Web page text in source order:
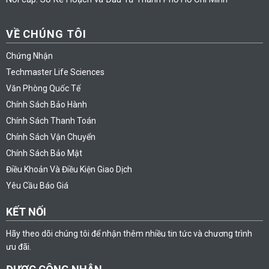
VỀ CHÚNG TÔI
Chứng Nhận
Techmaster Life Sciences
Văn Phòng Quốc Tế
Chính Sách Bảo Hành
Chính Sách Thanh Toán
Chính Sách Vận Chuyển
Chính Sách Bảo Mật
Điều Khoản Và Điều Kiện Giao Dịch
Yêu Cầu Báo Giá
KẾT NỐI
Hãy theo dõi chúng tôi để nhận thêm nhiều tin tức và chương trình
ưu đãi.